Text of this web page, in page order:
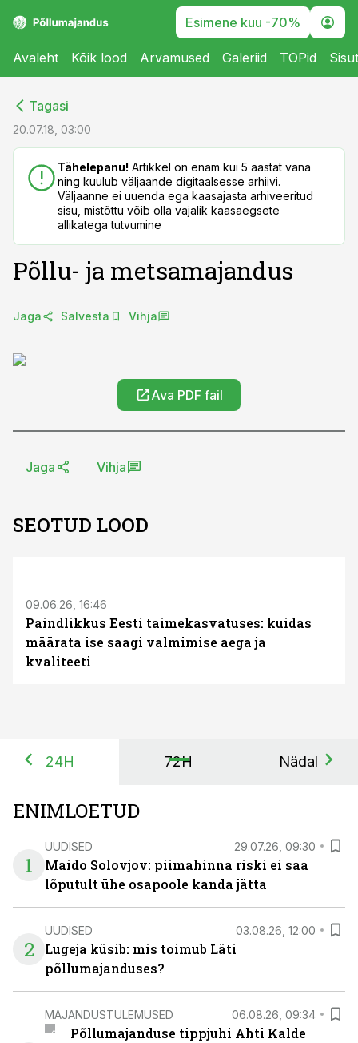
Esimene kuu -70%
Avaleht Kõik lood Arvamused Galeriid TOPid
Tagasi
20.07.18, 03:00
Tähelepanu! Artikkel on enam kui 5 aastat vana
ning kuulub väljaande digitaalsesse arhiivi.
Väljaanne ei uuenda ega kaasajasta arhiveeritud
sisu, mistõttu võib olla vajalik kaasaegsete
allikatega tutvumine
Põllu- ja metsamajandus
Jaga Salvesta Vihja
Ava PDF fail
Jaga Vihja
SEOTUD LOOD
09.06.26, 16:46
Paindlikkus Eesti taimekasvatuses: kuidas
määrata ise saagi valmimise aega ja
kvaliteeti
24H 72H Nädal
ENIMLOETUD
1
UUDISED 29.07.26, 09:30
Maido Solovjov: piimahinna riski ei saa
lõputult ühe osapoole kanda jätta
2
UUDISED 03.08.26, 12:00
Lugeja küsib: mis toimub Läti
põllumajanduses?
MAJANDUSTULEMUSED 06.08.26, 09:34
Põllumajanduse tippjuhi Ahti Kalde